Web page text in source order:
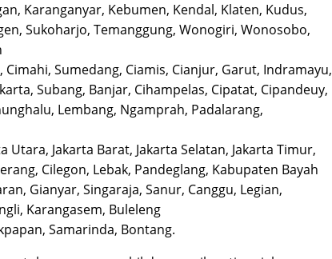
Karanganyar, Kebumen, Kendal, Klaten, Kudus,
Sukoharjo, Temanggung, Wonogiri, Wonosobo,
Sumedang, Ciamis, Cianjur, Garut, Indramayu,
Subang, Banjar, Cihampelas, Cipatat, Cipandeuy,
Lembang, Ngamprah, Padalarang,
Utara, Jakarta Barat, Jakarta Selatan, Jakarta Timur,
Cilegon, Lebak, Pandeglang, Kabupaten Bayah
Gianyar, Singaraja, Sanur, Canggu, Legian,
Karangasem, Buleleng
Samarinda, Bontang.